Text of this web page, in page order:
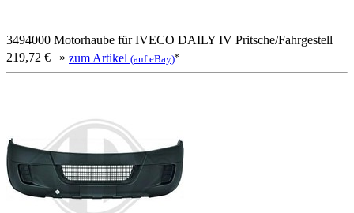
3494000 Motorhaube für IVECO DAILY IV Pritsche/Fahrgestell
219,72 € | » zum Artikel (auf eBay)*